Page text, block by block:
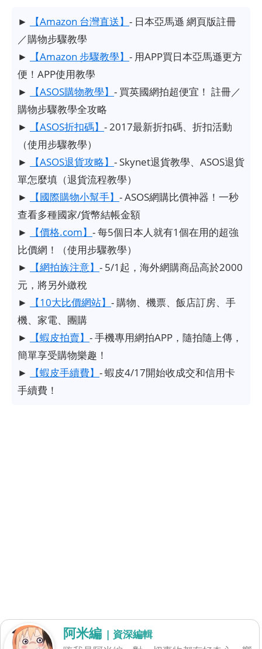
► 【Amazon 台灣直送】 - 日本亞馬遜 網頁版註冊
／購物步驟教學
►
【Amazon 步驟教學】 - 用APP買日本亞馬遜更方
便！APP使用教學
►
【ASOS購物教學】 - 買英國網拍超便宜！ 註冊／
購物步驟教學全攻略
►
【ASOS折扣碼】 - 2017最新折扣碼、折扣活動
（使用步驟教學）
►
【ASOS退貨攻略】 - Skynet退貨教學、ASOS退貨
單怎麼填（退貨流程教學）
►
【國際購物小幫手】 - ASOS網購比價神器！一秒
查看多種國家/貨幣結帳金額
►
【價格.com】 - 每5個日本人就有1個在用的超強
比價網！（使用步驟教學）
►
【網拍族注意】 - 5/1起，海外網購商品高於2000
元，將另外繳稅
►
【10大比價網站】 - 購物、機票、飯店訂房、手
機、家電、團購
►
【蝦皮拍賣】 - 手機專用網拍APP，隨拍隨上傳，
簡單享受購物樂趣！
►
【蝦皮手續費】 - 蝦皮4/17開始收成交和信用卡
手續費！
阿米編 | 資深編輯